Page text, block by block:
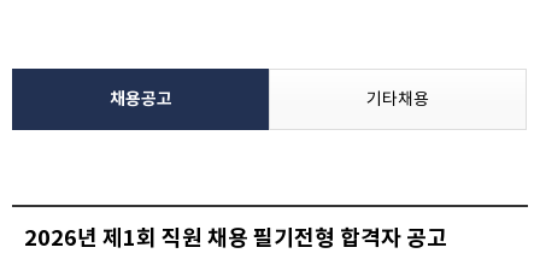
채용공고 기타채용
2026년 제1회 직원 채용 필기전형 합격자 공고